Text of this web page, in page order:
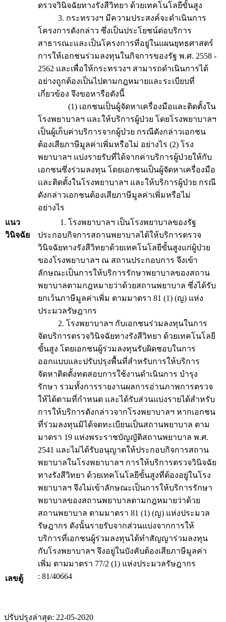
ตรวจวินิจฉัยทางรังสีวิทยา ด้วยเทคโนโลยีขั้นสูง
3. กระทรวงฯ มีความประสงค์จะดำเนินการ
โครงการดังกล่าว ซึ่งเป็นประโยชน์ต่อบริการ
สาธารณะและเป็นโครงการที่อยู่ในแผนยุทธศาสตร์
การให้เอกชนร่วมลงทุนในกิจการของรัฐ พ.ศ. 2558 -
2562 และเพื่อให้กระทรวงฯ สามารถดำเนินการได้
อย่างถูกต้องเป็นไปตามกฎหมายและระเบียบที่
เกี่ยวข้อง จึงขอหารือดังนี้
(1) เอกชนเป็นผู้จัดหาเครื่องมือและติดตั้งใน
โรงพยาบาลฯ และให้บริการผู้ป่วย โดยโรงพยาบาลฯ
เป็นผู้เก็บค่าบริการจากผู้ป่วย กรณีดังกล่าวเอกชน
ต้องเสียภาษีมูลค่าเพิ่มหรือไม่ อย่างไร (2) โรง
พยาบาลฯ แบ่งรายรับที่ได้จากค่าบริการผู้ป่วยให้กับ
เอกชนซึ่งร่วมลงทุน โดยเอกชนเป็นผู้จัดหาเครื่องมือ
และติดตั้งในโรงพยาบาลฯ และให้บริการผู้ป่วย กรณี
ดังกล่าวเอกชนต้องเสียภาษีมูลค่าเพิ่มหรือไม่
อย่างไร
แนว
วินิจฉัย
1. โรงพยาบาลฯ เป็นโรงพยาบาลของรัฐ
ประกอบกิจการสถานพยาบาลได้ให้บริการตรวจ
วินิจฉัยทางรังสีวิทยาด้วยเทคโนโลยีขั้นสูงแก่ผู้ป่วย
ของโรงพยาบาลฯ ณ สถานประกอบการ จึงเข้า
ลักษณะเป็นการให้บริการรักษาพยาบาลของสถาน
พยาบาลตามกฎหมายว่าด้วยสถานพยาบาล ซึ่งได้รับ
ยกเว้นภาษีมูลค่าเพิ่ม ตามมาตรา 81 (1) (ญ) แห่ง
ประมวลรัษฎากร
2. โรงพยาบาลฯ กับเอกชนร่วมลงทุนในการ
จัดบริการตรวจวินิจฉัยทางรังสีวิทยา ด้วยเทคโนโลยี
ขั้นสูง โดยเอกชนผู้ร่วมลงทุนรับผิดชอบในการ
ออกแบบและปรับปรุงพื้นที่สำหรับการให้บริการ
จัดหาติดตั้งทดสอบการใช้งานดำเนินการ บำรุง
รักษา รวมทั้งการรายงานผลการอ่านภาพการตรวจ
ให้ได้ตามที่กำหนด และได้รับส่วนแบ่งรายได้สำหรับ
การให้บริการดังกล่าวจากโรงพยาบาลฯ หากเอกชน
ที่ร่วมลงทุนมิได้จดทะเบียนเป็นสถานพยาบาล ตาม
มาตรา 19 แห่งพระราชบัญญัติสถานพยาบาล พ.ศ.
2541 และไม่ได้รับอนุญาตให้ประกอบกิจการสถาน
พยาบาลในโรงพยาบาลฯ การให้บริการตรวจวินิจฉัย
ทางรังสีวิทยา ด้วยเทคโนโลยีขั้นสูงที่ต้องอยู่ในโรง
พยาบาลฯ จึงไม่เข้าลักษณะเป็นการให้บริการรักษา
พยาบาลของสถานพยาบาลตามกฎหมายว่าด้วย
สถานพยาบาล ตามมาตรา 81 (1) (ญ) แห่งประมวล
รัษฎากร ดังนั้นรายรับจากส่วนแบ่งจากการให้
บริการที่เอกชนผู้ร่วมลงทุนได้ทำสัญญาร่วมลงทุน
กับโรงพยาบาลฯ จึงอยู่ในบังคับต้องเสียภาษีมูลค่า
เพิ่ม ตามมาตรา 77/2 (1) แห่งประมวลรัษฎากร
เลขตู้
: 81/40664
ปรับปรุงล่าสุด: 22-05-2020